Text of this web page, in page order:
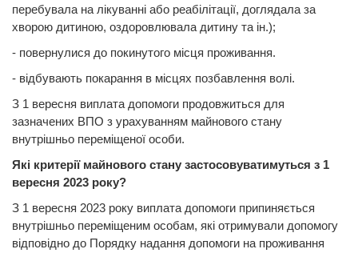
перебувала на лікуванні або реабілітації, доглядала за
хворою дитиною, оздоровлювала дитину та ін.);
- повернулися до покинутого місця проживання.
- відбувають покарання в місцях позбавлення волі.
З 1 вересня виплата допомоги продовжиться для
зазначених ВПО з урахуванням майнового стану
внутрішньо переміщеної особи.
Які критерії майнового стану застосовуватимуться з 1
вересня 2023 року?
З 1 вересня 2023 року виплата допомоги припиняється
внутрішньо переміщеним особам, які отримували допомогу
відповідно до Порядку надання допомоги на проживання